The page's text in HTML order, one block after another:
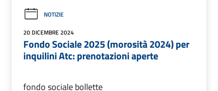
NOTIZIE
20 DICEMBRE 2024
Fondo Sociale 2025 (morosità 2024) per
inquilini Atc: prenotazioni aperte
fondo sociale bollette